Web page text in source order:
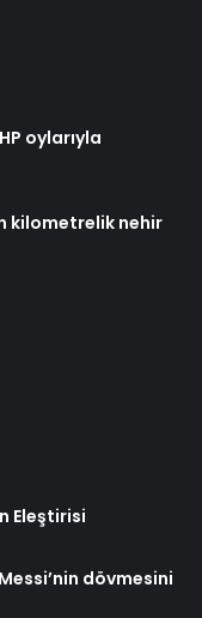
oylarıyla
kilometrelik nehir
Eleştirisi
dövmesini